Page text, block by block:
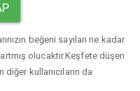
beğeni sayıları ne kadar
olucaktır.Keşfete düşen
diğer kullanıcıların da